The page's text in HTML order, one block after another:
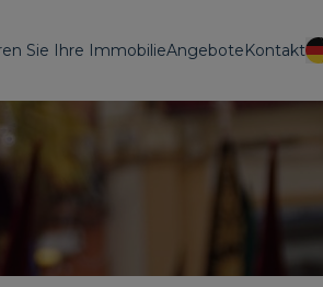
Sie Ihre ImmobilieAngeboteKontakt